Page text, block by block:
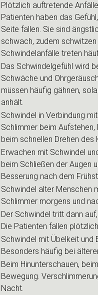
Plötzlich auftretende
Patienten haben das
Seite fallen. Sie sind
schwach, zudem schwitzen
Schwindelanfälle treten
Das Schwindelgefühl wird
Schwäche und
müssen häufig gähnen,
anhält.
Schwindel in Verbindung
Schlimmer beim Aufstehen,
beim schnellen Drehen des
Erwachen mit Schwindel
beim Schließen der Augen
Besserung nach dem
Schwindel alter Menschen
Schlimmer morgens und
Der Schwindel tritt dann
Die Patienten fallen
Schwindel mit Übelkeit und
Besonders häufig bei
Beim Hinunterschauen,
Bewegung.
Nacht.